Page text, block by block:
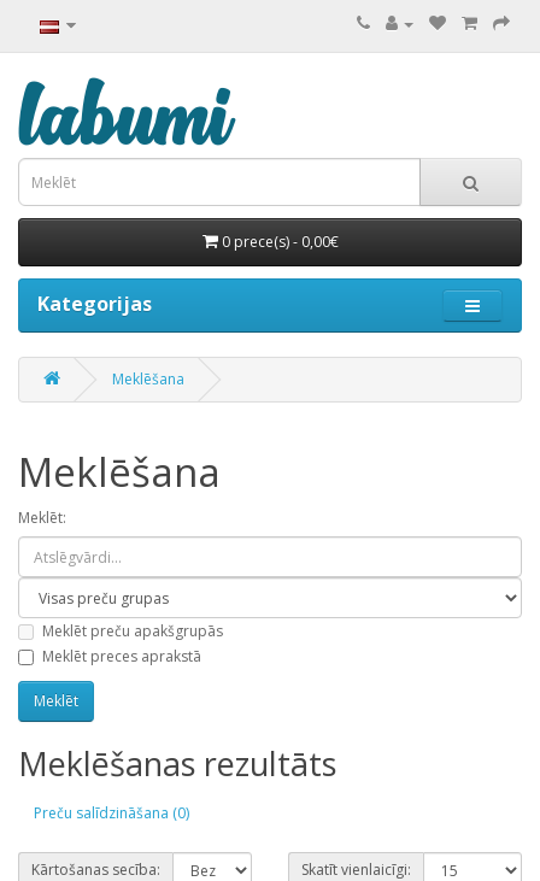
0 prece(s) - 0,00€
Kategorijas
Meklēšana
Meklēšana
Meklēt:
Meklēt preču apakšgrupās
Meklēt preces aprakstā
Meklēšanas rezultāts
Preču salīdzināšana (0)
Kārtošanas secība: Skatīt vienlaicīgi: